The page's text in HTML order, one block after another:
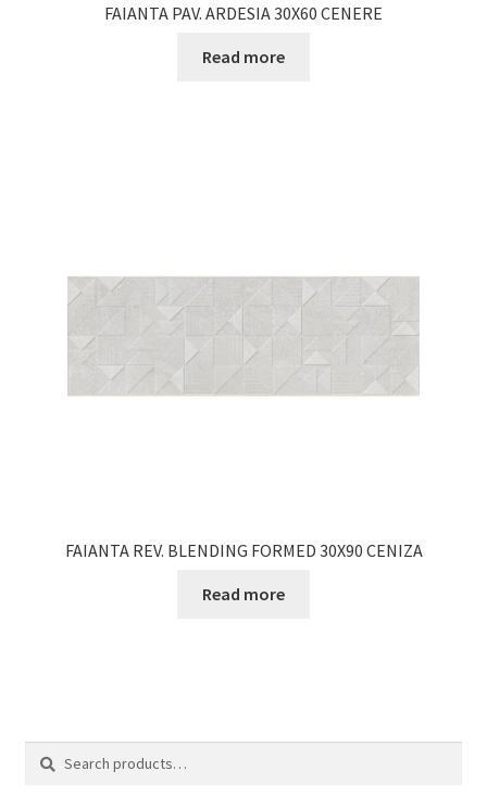
FAIANTA PAV. ARDESIA 30X60 CENERE
Read more
FAIANTA REV. BLENDING FORMED 30X90 CENIZA
Read more
Search
Search